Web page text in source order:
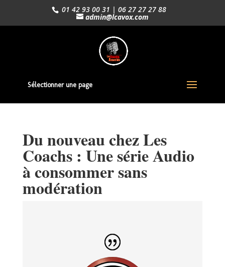
01 42 93 00 31 | 06 27 27 27 88
admin@lcavox.com
Sélectionner une page
Du nouveau chez Les
Coachs : Une série Audio
à consommer sans
modération